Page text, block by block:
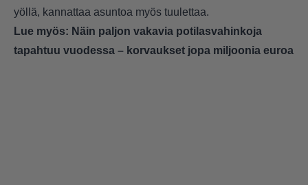
yöllä, kannattaa asuntoa myös tuulettaa.
Lue myös: Näin paljon vakavia potilasvahinkoja
tapahtuu vuodessa – korvaukset jopa miljoonia euroa